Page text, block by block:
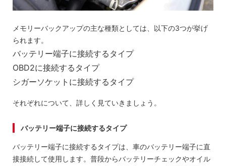
メモリーバックアップの主な種類としては、以下の3つが挙げ
られます。
バッテリー端子に接続するタイプ
OBD2に接続するタイプ
シガーソケットに接続するタイプ
それぞれについて、詳しく見ていきましょう。
バッテリー端子に接続するタイプ
バッテリー端子に接続するタイプは、車のバッテリー端子に直
接接続して使用します。普段からバッテリーチェックやオイル